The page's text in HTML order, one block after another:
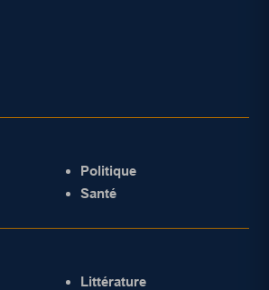
Politique
Santé
Littérature